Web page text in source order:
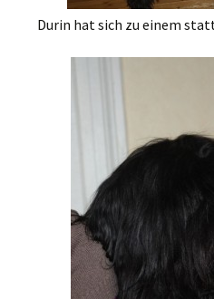
Durin hat sich zu einem